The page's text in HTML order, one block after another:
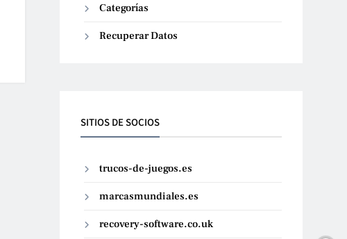
Categorías
Recuperar Datos
SITIOS DE SOCIOS
trucos-de-juegos.es
marcasmundiales.es
recovery-software.co.uk